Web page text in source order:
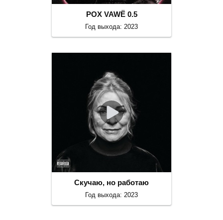
POX VAWË 0.5
Год выхода: 2023
Скучаю, но работаю
Год выхода: 2023